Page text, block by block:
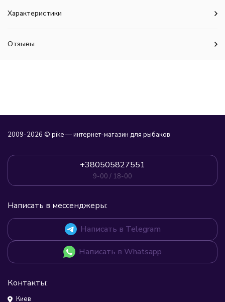
Характеристики
Отзывы
2009-2026 © pike — интернет-магазин для рыбаков
+380505827551
9-00 / 18-00
Написать в мессенджеры:
Написать в Telegram
Написать в Whatsapp
Контакты:
Киев